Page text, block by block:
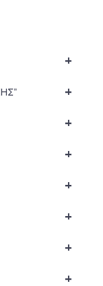
+
+
+
+
+
+
+
+